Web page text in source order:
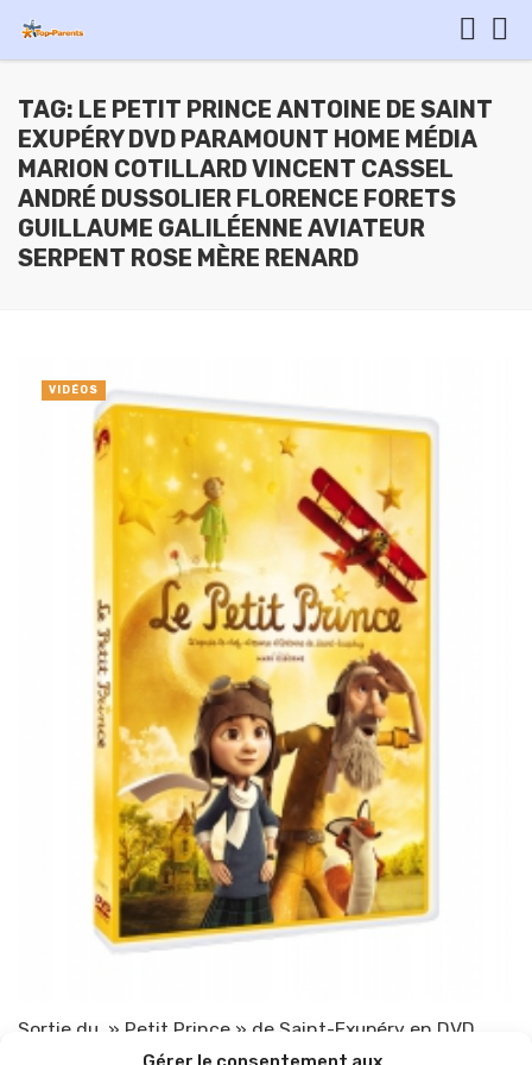
TAG: LE PETIT PRINCE ANTOINE DE SAINT
EXUPÉRY DVD PARAMOUNT HOME MÉDIA
MARION COTILLARD VINCENT CASSEL
ANDRÉ DUSSOLIER FLORENCE FORETS
GUILLAUME GALILÉENNE AVIATEUR
SERPENT ROSE MÈRE RENARD
Sortie du » Petit Prince » de Saint-Exupéry en DVD
TOP-PARENTS 2 décembre 2015
VIDÉOS